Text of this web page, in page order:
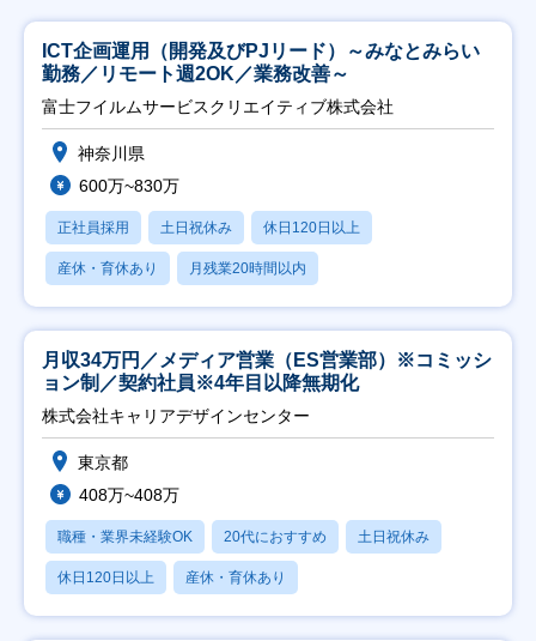
ICT企画運用（開発及びPJリード）～みなとみらい
勤務／リモート週2OK／業務改善～
富士フイルムサービスクリエイティブ株式会社
神奈川県
600万~830万
正社員採用 土日祝休み 休日120日以上
産休・育休あり 月残業20時間以内
月収34万円／メディア営業（ES営業部）※コミッシ
ョン制／契約社員※4年目以降無期化
株式会社キャリアデザインセンター
東京都
408万~408万
職種・業界未経験OK 20代におすすめ 土日祝休み
休日120日以上 産休・育休あり